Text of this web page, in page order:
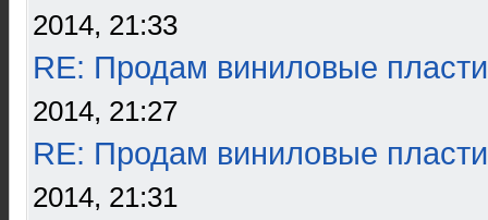
2014, 21:33
RE: Продам виниловые
2014, 21:27
RE: Продам виниловые
2014, 21:31